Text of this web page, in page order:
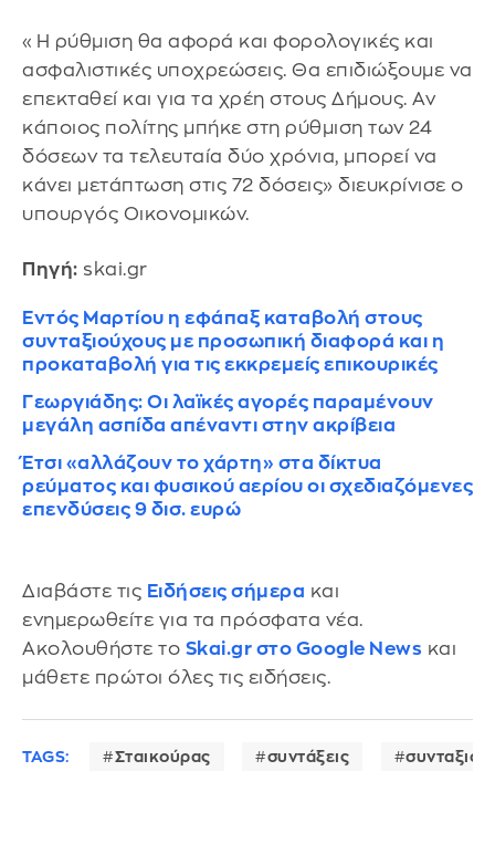
«Η ρύθμιση θα αφορά και φορολογικές και
ασφαλιστικές υποχρεώσεις. Θα επιδιώξουμε να
επεκταθεί και για τα χρέη στους Δήμους. Αν
κάποιος πολίτης μπήκε στη ρύθμιση των 24
δόσεων τα τελευταία δύο χρόνια, μπορεί να
κάνει μετάπτωση στις 72 δόσεις» διευκρίνισε ο
υπουργός Οικονομικών.
Πηγή: skai.gr
Εντός Μαρτίου η εφάπαξ καταβολή στους
συνταξιούχους με προσωπική διαφορά και η
προκαταβολή για τις εκκρεμείς επικουρικές
Γεωργιάδης: Οι λαϊκές αγορές παραμένουν
μεγάλη ασπίδα απέναντι στην ακρίβεια
Έτσι «αλλάζουν το χάρτη» στα δίκτυα
ρεύματος και φυσικού αερίου οι σχεδιαζόμενες
επενδύσεις 9 δισ. ευρώ
Διαβάστε τις Ειδήσεις σήμερα και
ενημερωθείτε για τα πρόσφατα νέα.
Ακολουθήστε το Skai.gr στο Google News και
μάθετε πρώτοι όλες τις ειδήσεις.
TAGS: Σταικούρας συντάξεις